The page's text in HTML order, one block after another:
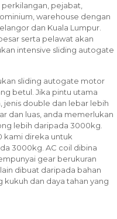
pejabat,
warehouse dengan
dan Kuala Lumpur.
serta pelawat akan
intensive sliding autogate
sliding autogate motor
betul. Jika pintu utama
jenis double dan lebar lebih
dan luas, anda memerlukan
lebih daripada 3000kg.
kami direka untuk
3000kg. AC coil dibina
gear berukuran
dibuat daripada bahan
kukuh dan daya tahan yang